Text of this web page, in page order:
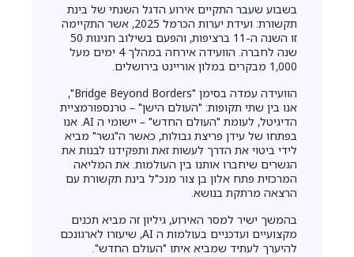
בשבוע שעבר התקיים אירוע הדגל השנתי של בינת
תקשורת: ועידת יערות הכרמל 2025, אשר התקיימה
זו השנה ה-11 ברציפות, והפעם בשילוב חגיגות 50
שנה לחברה. הוועידה אירחה במהלך 4 ימים מעל
1,000 מבקרים במלון אוריינט בירושלים.
הוועידה עמדה בסימן "Bridge Beyond Borders",
אנו בין שתי תקופות: "העולם הישן" – טרנספורמציית
הדיגיטל, לעומת "העולם החדש" – יישומי ה AI. אנו
בפתחו של עידן פריצת גבולות, כאשר ה"גשר" מביא
לידי ביטוי את הדרך לעשות זאת ותפקידנו לבנות את
הגשרים שיחברו אותנו בין העולמות. את המליאה
המרכזית פתח אלון בן צור מנכ"ל בינת תקשורת עם
הרצאה מרתקת בנושא.
בהמשך ישיר למסר האירוע, גיליון זה מביא תכנים
מקצועיים ועדכניים בעולמות ה AI, שיעזרו לארגונכם
להיערך לעתיד שמביא איתו "העולם החדש".